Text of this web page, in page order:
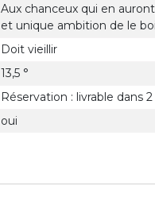
Aux chanceux qui en
et unique ambition de le
Doit vieillir
13,5 °
Réservation : livrable dans 2
oui